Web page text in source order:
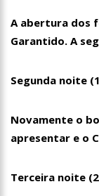
A abertura dos
Garantido. A
Segunda noite
Novamente o
apresentar e o
Terceira noite